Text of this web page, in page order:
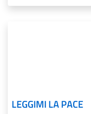
LEGGIMI LA PACE